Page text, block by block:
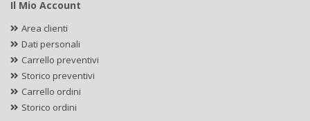
Il Mio Account
Area clienti
Dati personali
Carrello preventivi
Storico preventivi
Carrello ordini
Storico ordini